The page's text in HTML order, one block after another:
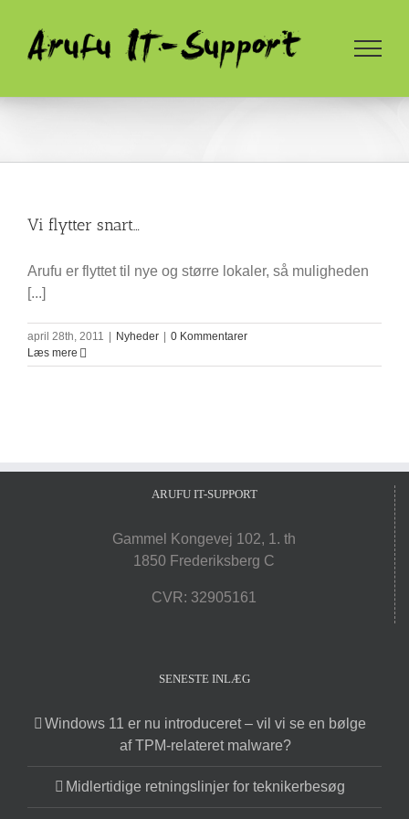
content
Vi flytter snart…
Arufu er flyttet til nye og større lokaler, så muligheden
[...]
april 28th, 2011 Nyheder
0 Kommentarer
Læs mere
ARUFU IT-SUPPORT
Gammel Kongevej 102, 1. th
1850 Frederiksberg C
CVR: 32905161
SENESTE INLÆG
Windows 11 er nu introduceret – vil vi se en bølge
af TPM-relateret malware?
Midlertidige retningslinjer for teknikerbesøg